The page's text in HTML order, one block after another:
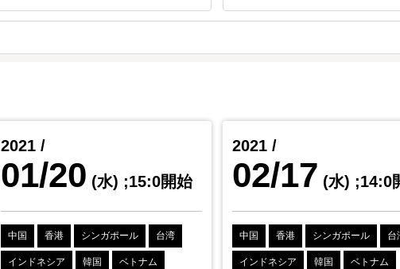
2021 /
01/20 (水) ;15:0開始
中国 香港 シンガポール 台湾
インドネシア 韓国 ベトナム
2021 /
02/17 (水) ;14:0
中国 香港 シンガポール 台
インドネシア 韓国 ベトナム